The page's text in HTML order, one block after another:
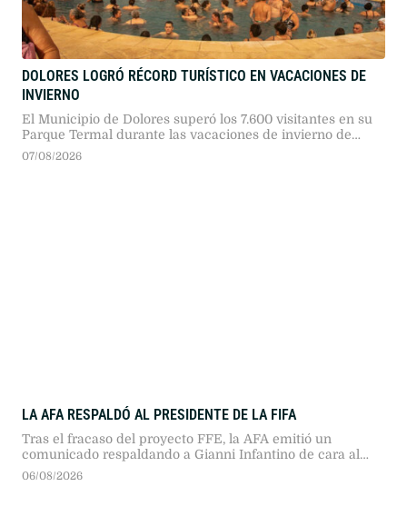
DOLORES LOGRÓ RÉCORD TURÍSTICO EN VACACIONES DE
INVIERNO
El Municipio de Dolores superó los 7.600 visitantes en su
Parque Termal durante las vacaciones de invierno de
2026. La cifra representó un incremento del 29 por ciento
07/08/2026
LA AFA RESPALDÓ AL PRESIDENTE DE LA FIFA
Tras el fracaso del proyecto FFE, la AFA emitió un
comunicado respaldando a Gianni Infantino de cara al
Congreso FIFA 2027 en Marruecos, destacando su
06/08/2026